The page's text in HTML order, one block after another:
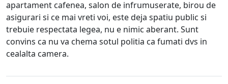
apartament cafenea, salon de infrumuserate, birou de
asigurari si ce mai vreti voi, este deja spatiu public si
trebuie respectata legea, nu e nimic aberant. Sunt
convins ca nu va chema sotul politia ca fumati dvs in
cealalta camera.